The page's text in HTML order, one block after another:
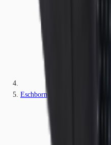
Eschborn